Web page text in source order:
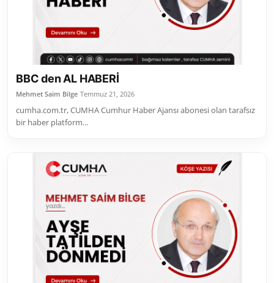
BBC den AL HABERİ
Mehmet Saim Bilge Temmuz 21, 2026
cumha.com.tr, CUMHA Cumhur Haber Ajansı abonesi olan tarafsız
bir haber platform...